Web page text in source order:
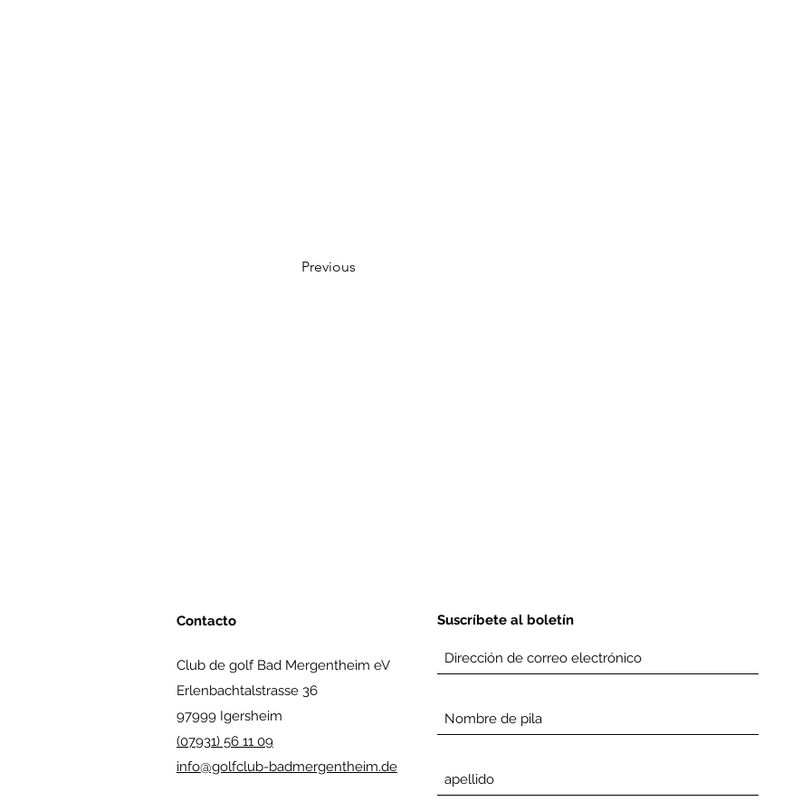
Previous
Contacto
Club de golf Bad Mergentheim eV
Erlenbachtalstrasse 36
97999 Igersheim
(07931) 56 11 09
info@golfclub-badmergentheim.de
Suscríbete al boletín